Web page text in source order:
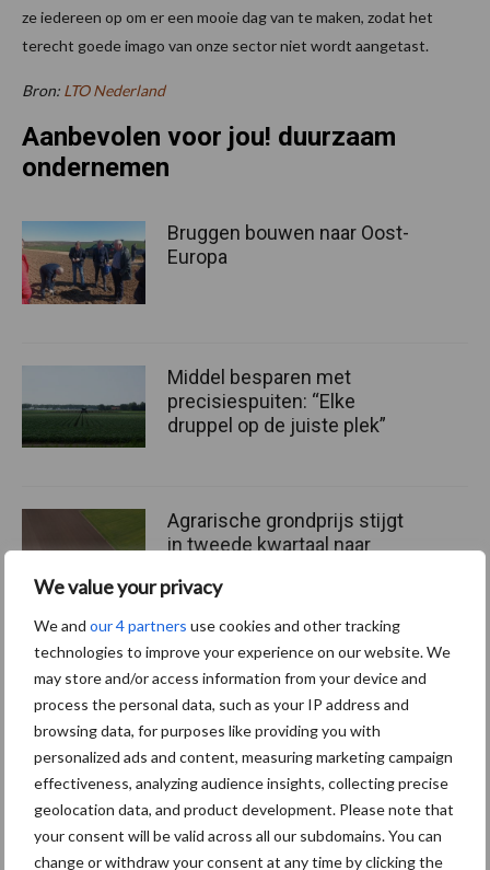
We value your privacy
We and our 4 partners use cookies and other tracking
technologies to improve your experience on our website. We
may store and/or access information from your device and
process the personal data, such as your IP address and
browsing data, for purposes like providing you with
personalized ads and content, measuring marketing campaign
effectiveness, analyzing audience insights, collecting precise
geolocation data, and product development. Please note that
your consent will be valid across all our subdomains. You can
change or withdraw your consent at any time by clicking the
ze iedereen op om er een mooie dag van te maken, zodat het
terecht goede imago van onze sector niet wordt aangetast.
Bron: LTO Nederland
Aanbevolen voor jou! duurzaam
ondernemen
Bruggen bouwen naar Oost-
Europa
Middel besparen met
precisiespuiten: “Elke
druppel op de juiste plek”
Agrarische grondprijs stijgt
in tweede kwartaal naar
Themapagina's
Machines Duurzaamheid